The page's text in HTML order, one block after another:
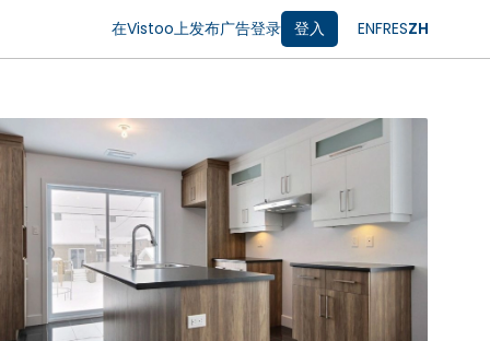
在Vistoo上发布广告登录 登入 ENFRESZH